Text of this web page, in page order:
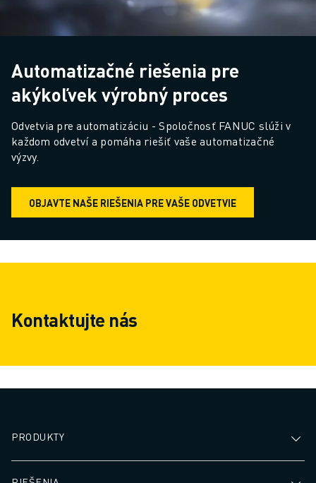
Automatizačné riešenia pre
akýkoľvek výrobný proces
Odvetvia pre automatizáciu - Spoločnosť FANUC slúži v
každom odvetví a pomáha riešiť vaše automatizačné
výzvy.
OBJAVTE NAŠE RIEŠENIA PRE VAŠE ODVETVIE
Kontaktujte nás
PRODUKTY